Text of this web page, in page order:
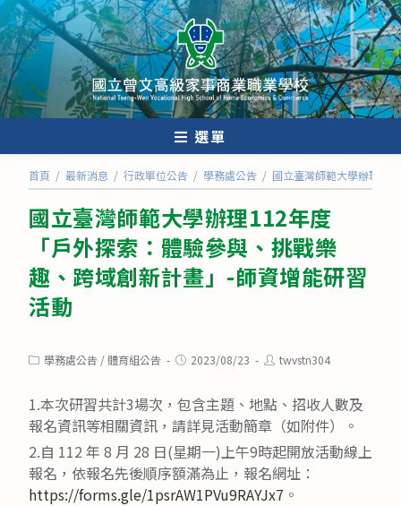
跳
轉
至
主
要
內
選單
首頁 / 最新消息 / 行政單位公告 / 學務處公告 / 國立臺灣師範大學辦理
國立臺灣師範大學辦理112年度
「戶外探索：體驗參與、挑戰樂
趣、跨域創新計畫」-師資增能研習
活動
Post學務處公告 /體育組公告
Post2023/08/23
Posttwvstn304
1.本次研習共計3場次，包含主題、地點、招收人數及
報名資訊等相關資訊，請詳見活動簡章（如附件）。
2.自 112 年 8 月 28 日(星期一)上午9時起開放活動線上
報名，依報名先後順序額滿為止，報名網址：
https://forms.gle/1psrAW1PVu9RAYJx7 。